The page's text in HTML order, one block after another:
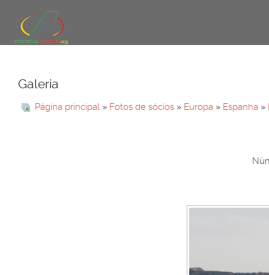
Galeria
Página principal » Fotos de sócios » Europa » Espanha »